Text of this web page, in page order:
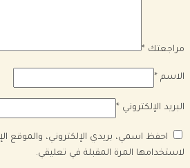
مراجعتك *
الاسم *
البريد الإلكتروني *
احفظ اسمي، بريدي الإلكتروني، والموقع
لاستخدامها المرة المقبلة في تعليقي.